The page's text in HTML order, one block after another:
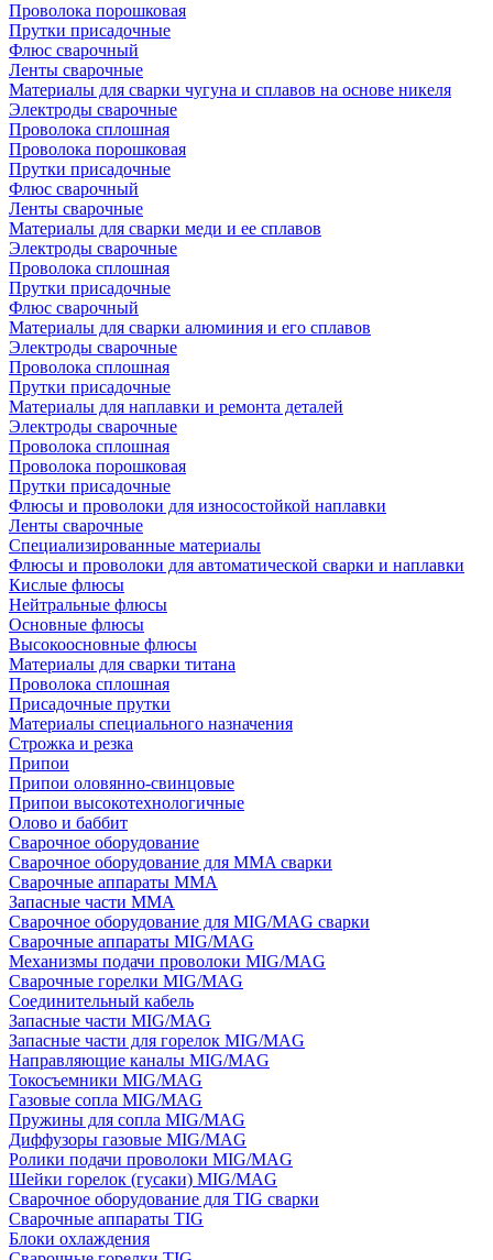
Проволока порошковая
Прутки присадочные
Флюс сварочный
Ленты сварочные
Материалы для сварки чугуна и сплавов на основе никеля
Электроды сварочные
Проволока сплошная
Проволока порошковая
Прутки присадочные
Флюс сварочный
Ленты сварочные
Материалы для сварки меди и ее сплавов
Электроды сварочные
Проволока сплошная
Прутки присадочные
Флюс сварочный
Материалы для сварки алюминия и его сплавов
Электроды сварочные
Проволока сплошная
Прутки присадочные
Материалы для наплавки и ремонта деталей
Электроды сварочные
Проволока сплошная
Проволока порошковая
Прутки присадочные
Флюсы и проволоки для износостойкой наплавки
Ленты сварочные
Специализированные материалы
Флюсы и проволоки для автоматической сварки и наплавки
Кислые флюсы
Нейтральные флюсы
Основные флюсы
Высокоосновные флюсы
Материалы для сварки титана
Проволока сплошная
Присадочные прутки
Материалы специального назначения
Строжка и резка
Припои
Припои оловянно-свинцовые
Припои высокотехнологичные
Олово и баббит
Сварочное оборудование
Сварочное оборудование для MMA сварки
Сварочные аппараты MMA
Запасные части MMA
Сварочное оборудование для MIG/MAG сварки
Сварочные аппараты MIG/MAG
Механизмы подачи проволоки MIG/MAG
Сварочные горелки MIG/MAG
Соединительный кабель
Запасные части MIG/MAG
Запасные части для горелок MIG/MAG
Направляющие каналы MIG/MAG
Токосъемники MIG/MAG
Газовые сопла MIG/MAG
Пружины для сопла MIG/MAG
Диффузоры газовые MIG/MAG
Ролики подачи проволоки MIG/MAG
Шейки горелок (гусаки) MIG/MAG
Сварочное оборудование для TIG сварки
Сварочные аппараты TIG
Блоки охлаждения